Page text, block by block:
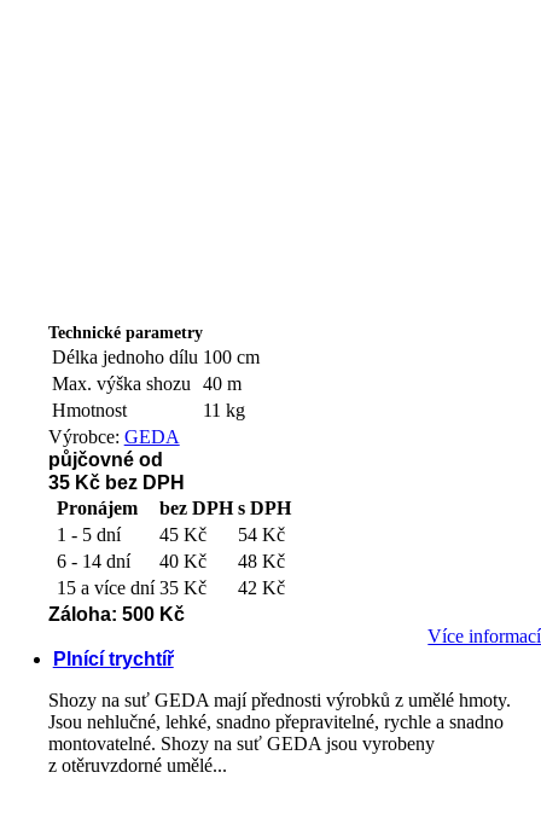
Technické parametry
Délka jednoho dílu 100 cm
Max. výška shozu
40 m
Hmotnost
11 kg
Výrobce: GEDA
půjčovné od
35 Kčbez DPH
Pronájem
bez DPH s DPH
1 - 5 dní
45 Kč
54 Kč
6 - 14 dní
40 Kč
48 Kč
15 a více dní 35 Kč
42 Kč
Záloha: 500 Kč
Více informací
Plnící trychtíř
Shozy na suť GEDA mají přednosti výrobků z umělé hmoty.
Jsou nehlučné, lehké, snadno přepravitelné, rychle a snadno
montovatelné. Shozy na suť GEDA jsou vyrobeny
z otěruvzdorné umělé...